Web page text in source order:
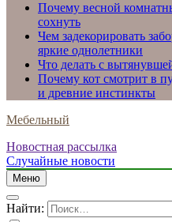
Почему весной
сохнуть
Чем задекорировать
яркие однолетники
Что делать с
Почему кот смотрит в
и древние инстинкты
Мебельный
Новостная рассылка
Случайные новости
Меню
Найти: